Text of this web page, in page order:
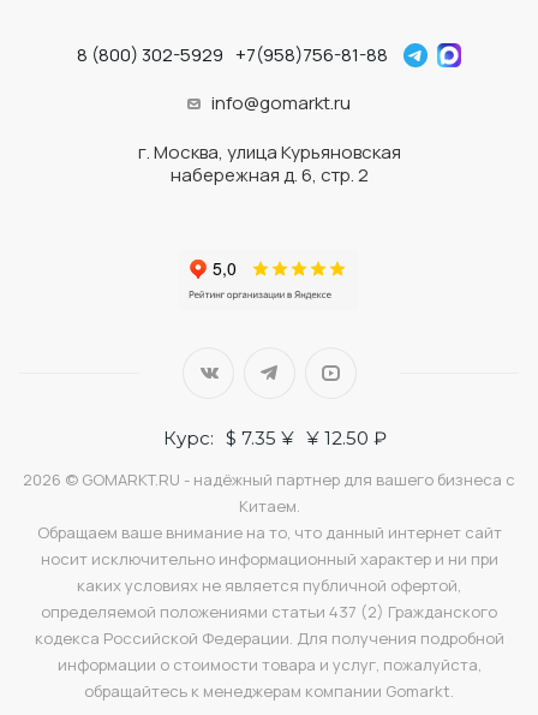
8 (800) 302-5929 +7(958)756-81-88
info@gomarkt.ru
г. Москва, улица Курьяновская
набережная д. 6, стр. 2
Курс: $ 7.35 ¥ ¥ 12.50 ₽
2026 © GOMARKT.RU - надёжный партнер для вашего бизнеса с
Китаем.
Обращаем ваше внимание на то, что данный интернет сайт
носит исключительно информационный характер и ни при
каких условиях не является публичной офертой,
определяемой положениями статьи 437 (2) Гражданского
кодекса Российской Федерации. Для получения подробной
информации о стоимости товара и услуг, пожалуйста,
обращайтесь к менеджерам компании Gomarkt.